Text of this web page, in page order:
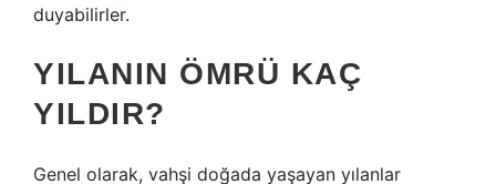
duyabilirler.
YILANIN ÖMRÜ KAÇ
YILDIR?
Genel olarak, vahşi doğada yaşayan yılanlar